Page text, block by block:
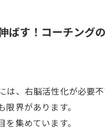
ばす！コーチング
、右脳活性化が必要不
界があります。
集めています。